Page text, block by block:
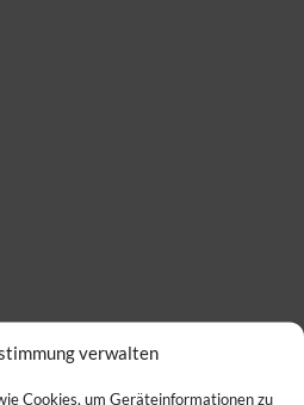
verwalten
Cookies, um Geräteinformationen zu